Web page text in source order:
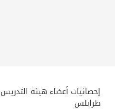
إحصائيات أعضاء هيئة
طرابلس